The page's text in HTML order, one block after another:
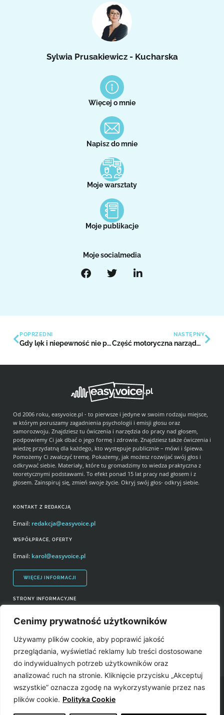
Cenimy prywatność użytkowników
Używamy plików cookie, aby poprawić jakość
przeglądania, wyświetlać reklamy lub treści dostosowane
do indywidualnych potrzeb użytkowników oraz
analizować ruch na stronie. Kliknięcie przycisku „Akceptuj
wszystkie” oznacza zgodę na wykorzystywanie przez nas
plików cookie. Polityka Cookie
Sylwia Prusakiewicz - Kucharska
Więcej o mnie
Napisz do mnie
Moje warsztaty
Moje publikacje
Moje socialmedia
POPRZEDNI
Gdy lęk i niepewność nie pozwalają nam brzmieć. cz. I
NASTĘPNY
Część motoryczna narządu głosowego
STRONY INFORMACYJNE
Źródła
KONTAKT Z REDAKCJĄ
Email: redakcja@easyvoice.pl
WSPÓŁPRACE, OFERTY
Email: karol@easyvoice.pl
WIĘCEJ INFORMACJI
Od 2006 roku, easyvoice.pl - to pierwsze i jedyne w swoim rodzaju miejsce,
w którym poruszamy zagadnienia psychologii i emisji głosu oraz
samorozwoju. Znajdziesz tu ćwiczenia i narzędzia do pracy nad głosem,
podpowiemy Ci jak dbać o jego formę i zdrowie. Znajdziesz także ćwiczenia i
wiedzę przydatną dla każdego, kto występuje publicznie – mówi i śpiewa.
Pomożemy Ci zwalczyć tremę. Pokażemy, jak możesz rozwijać swój głos i
odkrywać siebie. Materiały, które tu gromadzimy to wiedza praktyczna z
teoretycznymi podstawami. To efekt ponad 15 lat pracy nad głosem i z
głosem. Zainspiruj się, zmień swoje życie. Okryj swój głos- odkryj siebie.
Easyvoice.pl © 2006-2022. Wszystkie prawa zastrzeżone. Stronę zrobiły: